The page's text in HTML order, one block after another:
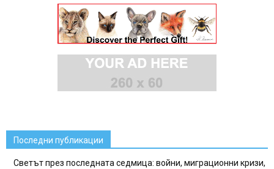
Последни публикации
Светът през последната седмица: войни, миграционни кризи,